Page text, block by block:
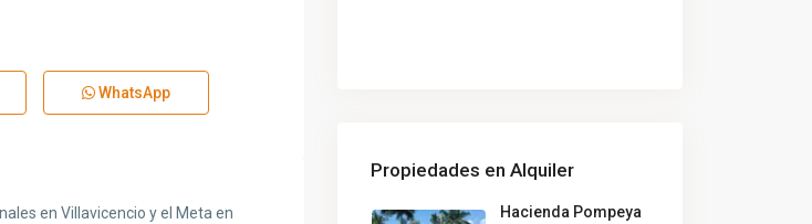
WhatsApp
en Villavicencio y el Meta en
Propiedades en Alquiler
Hacienda Pompeya